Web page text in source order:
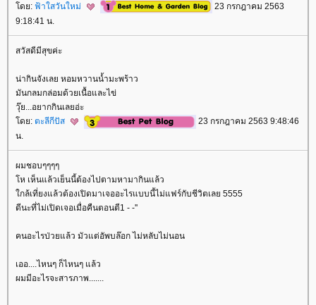
ดย: ฟ้าใสวันใหม่
23 กรกฎาคม 2563
9:18:41 น.
สวัสดีมีสุขค่ะ
น่ากินจังเลย หอมหวานน้ำมะพร้าว
มันกลมกล่อมด้วยเนื้อและไข่
วุ๊ย...อยากกินเลยอ่ะ
ดย: ตะลีกีปัส
23 กรกฎาคม 2563 9:48:46
น.
ผมชอบๆๆๆๆ
ห เห็นแล้วเย็นนี้ต้องไปตามหามากินแล้ว
กล้เที่ยงแล้วต้องเปิดมาเจออะไรแบบนี้ไม่แฟร์กับชีวิตเลย 5555
ดีนะที่ไม่เปิดเจอเมื่อคืนตอนตี1 - -''
คนอะไรป่วยแล้ว มัวแต่อัพบล๊อก ไม่หลับไม่นอน
เออ....ไหนๆ ก็ไหนๆ แล้ว
ผมมีอะไรจะสารภาพ.......